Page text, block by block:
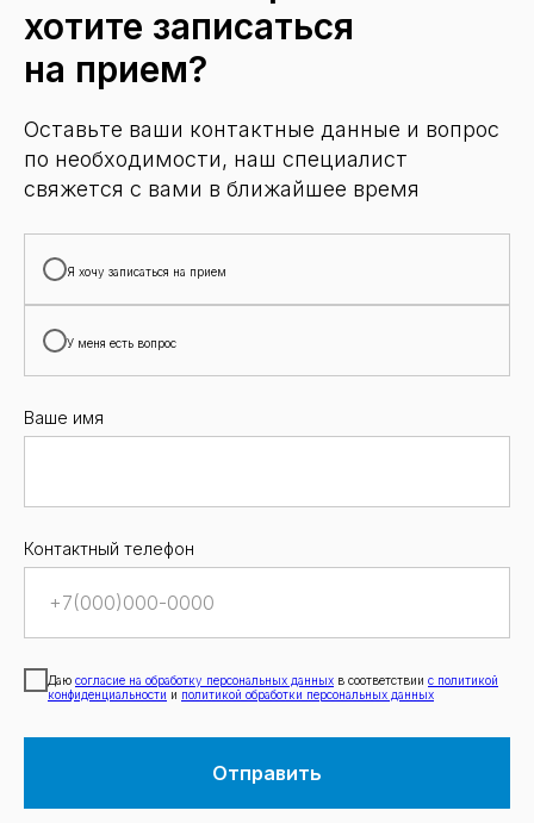
хотите записаться
на прием?
Оставьте ваши контактные данные и вопрос
по необходимости, наш специалист
свяжется с вами в ближайшее время
Я хочу записаться на прием
У меня есть вопрос
Ваше имя
Контактный телефон
Даю согласие на обработку персональных данных в соответствии с политикой
конфиденциальности и политикой обработки персональных данных
Отправить